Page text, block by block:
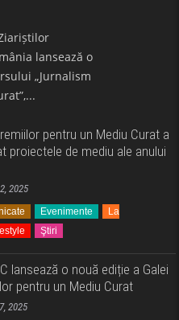
lansează o
„Jurnalism
pentru un Mediu Curat a
proiectele de mediu ale anului
2025
Evenimente
La
Ştiri
lansează o nouă ediție a Galei
pentru un Mediu Curat
2025